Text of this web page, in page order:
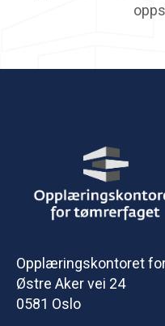
Opplæringskontoret
Østre Aker vei 24
0581 Oslo